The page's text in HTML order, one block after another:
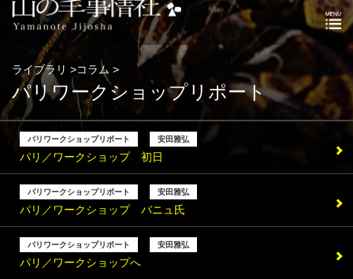
ライブラリ >コラム >
パリワークショップリポート
パリワークショップリポート 安田雅弘
パリ／ワークショップ 初日
パリワークショップリポート 安田雅弘
パリ／ワークショップ バニュ氏
パリワークショップリポート 安田雅弘
パリ／ワークショップへ